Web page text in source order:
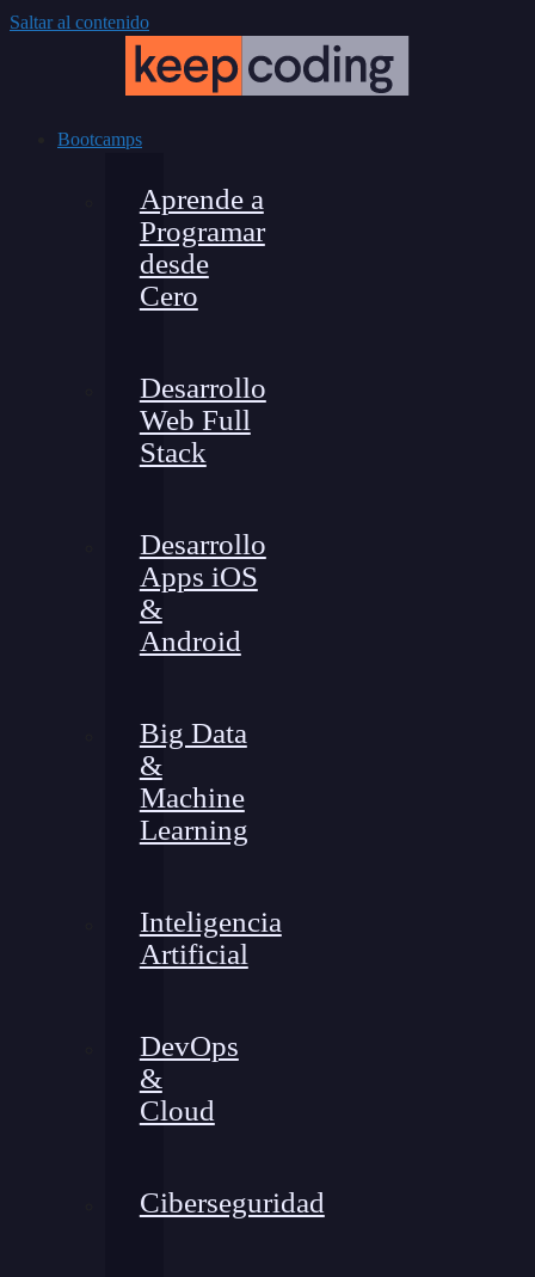
Saltar al contenido
Bootcamps
Aprende a
Programar
desde
Cero
Desarrollo
Web Full
Stack
Desarrollo
Apps iOS
&
Android
Big Data
&
Machine
Learning
Inteligencia
Artificial
DevOps
&
Cloud
Ciberseguridad